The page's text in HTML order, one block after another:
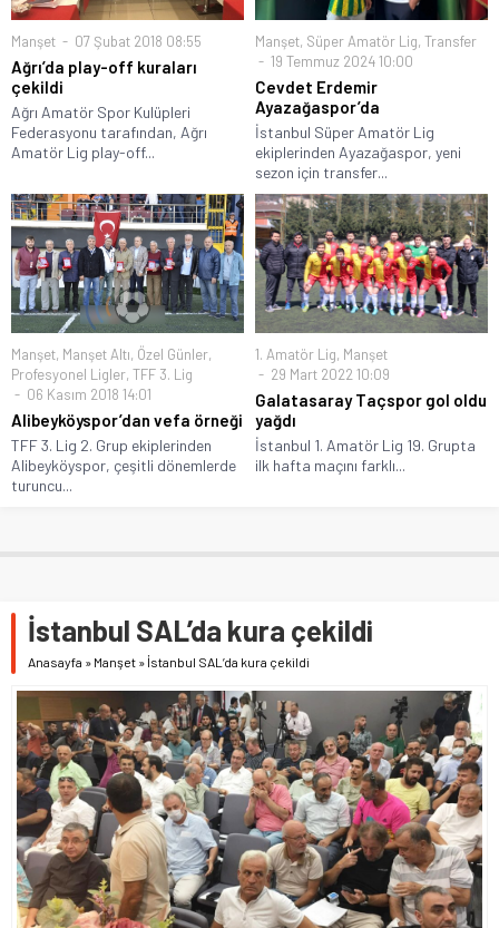
Manşet 07 Şubat 2018 08:55
Ağrı’da play-off kuraları
çekildi
Ağrı Amatör Spor Kulüpleri
Federasyonu tarafından, Ağrı
Amatör Lig play-off...
Manşet, Süper Amatör Lig, Transfer
19 Temmuz 2024 10:00
Cevdet Erdemir
Ayazağaspor’da
İstanbul Süper Amatör Lig
ekiplerinden Ayazağaspor, yeni
sezon için transfer...
Manşet, Manşet Altı, Özel Günler,
Profesyonel Ligler, TFF 3. Lig
06 Kasım 2018 14:01
Alibeyköyspor’dan vefa örneği
TFF 3. Lig 2. Grup ekiplerinden
Alibeyköyspor, çeşitli dönemlerde
turuncu...
1. Amatör Lig, Manşet
29 Mart 2022 10:09
Galatasaray Taçspor gol oldu
yağdı
İstanbul 1. Amatör Lig 19. Grupta
ilk hafta maçını farklı...
İstanbul SAL’da kura çekildi
Anasayfa » Manşet » İstanbul SAL’da kura çekildi